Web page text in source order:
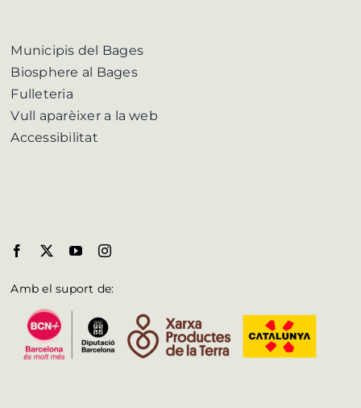
Municipis del Bages
Biosphere al Bages
Fulleteria
Vull aparèixer a la web
Accessibilitat
Amb el suport de: